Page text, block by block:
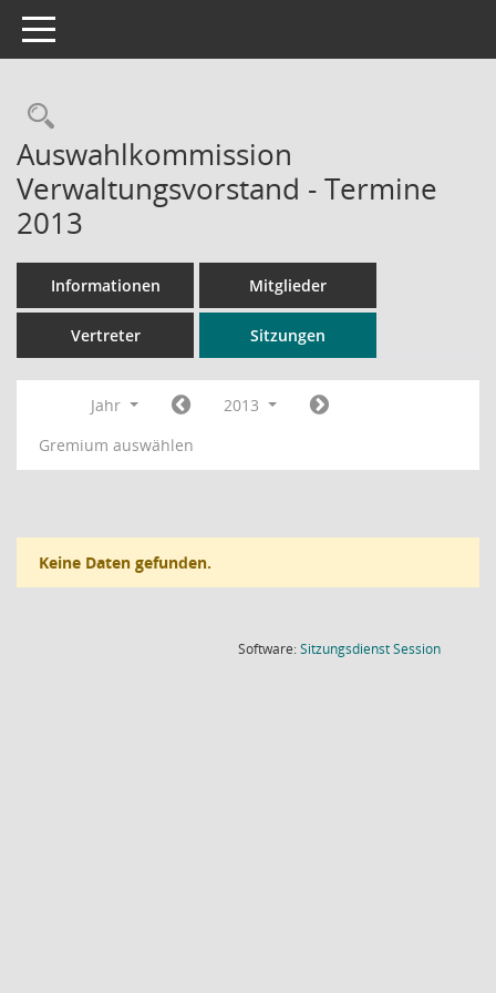
Toggle navigation
Rechercheauswahl
Auswahlkommission
Verwaltungsvorstand - Termine
2013
Informationen Mitglieder
Vertreter Sitzungen
Jahr
2013
Gremium auswählen
Keine Daten gefunden.
Software:SitzungsdienstSession(Wird in